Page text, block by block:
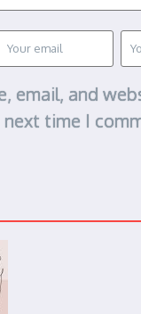
email, and
time I